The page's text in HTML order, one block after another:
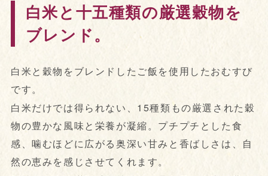
白米と十五種類の厳選穀物を
ブレンド。
白米と穀物をブレンドしたご飯を使用したおむすび
です。
白米だけでは得られない、15種類もの厳選された穀
物の豊かな風味と栄養が凝縮。プチプチとした食
感、噛むほどに広がる奥深い甘みと香ばしさは、自
然の恵みを感じさせてくれます。